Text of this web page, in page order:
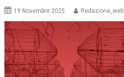
19 Novembre 2025 Redazione_web